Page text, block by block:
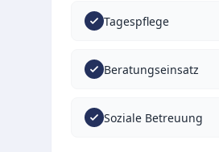
Tagespflege
Beratungseinsatz
Soziale Betreuung